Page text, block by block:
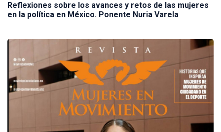
Reflexiones sobre los avances y retos de las mujeres
en la política en México. Ponente Nuria Varela